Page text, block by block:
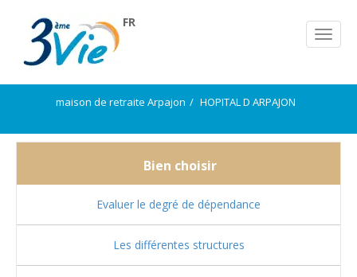
FR
maison de retraite Arpajon HOPITAL D ARPAJON
Bien choisir
Evaluer le degré de dépendance
Les différentes structures